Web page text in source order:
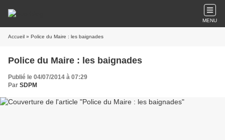
MENU
Accueil » Police du Maire : les baignades
Police du Maire : les baignades
Publié le 04/07/2014 à 07:29
Par SDPM